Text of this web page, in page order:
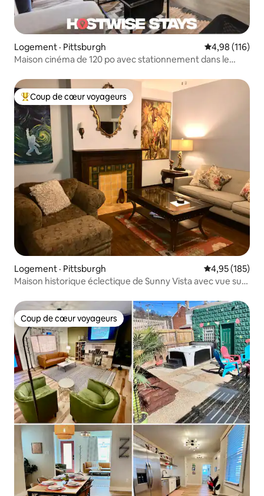
Logement · Pittsburgh Note
4,98 (116)
Maison cinéma de 120 po avec stationnement dans le
Coup de cœur voyageurs parmi les plus aimés
Coup de cœur voyageurs
Logement · Pittsburgh Note
4,95 (185)
Maison historique éclectique de Sunny Vista avec vue sur
Coup de cœur voyageurs
Coup de cœur voyageurs